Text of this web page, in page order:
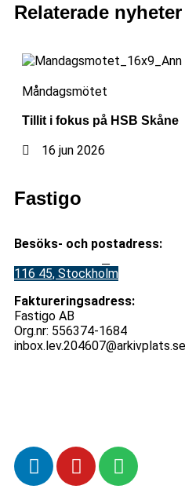
Relaterade nyheter
Måndagsmötet
Tillit i fokus på HSB Skåne
16 jun 2026
Fastigo
Besöks- och postadress:
116 45, Stockholm
Faktureringsadress:
Fastigo AB
Org.nr: 556374-1684
inbox.lev.204607@arkivplats.se